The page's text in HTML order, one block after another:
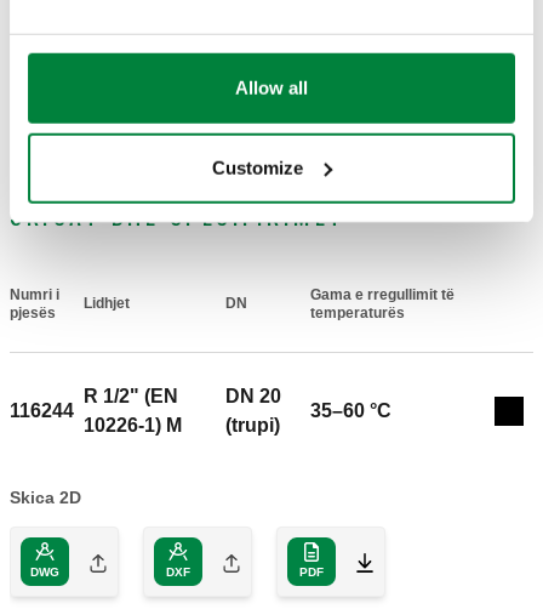
Allow all
Customize
SKICAT DHE SPECIFIKIMET
Numri i
pjesës
Lidhjet DN
Gama e rregullimit të
temperaturës
116244
R 1/2" (EN
10226-1) M
DN 20
(trupi)
35–60 °C
Skica 2D
DWG DXF PDF